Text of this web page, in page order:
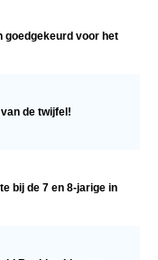
goedgekeurd voor het
de twijfel!
bij de 7 en 8-jarige in